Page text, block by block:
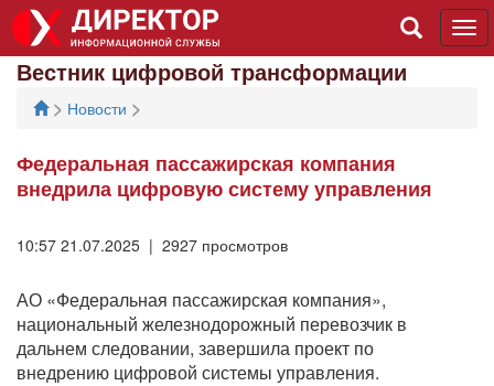
Вестник цифровой трансформации
> Новости >
Федеральная пассажирская компания
внедрила цифровую систему управления
10:57 21.07.2025 | 2927 просмотров
АО «Федеральная пассажирская компания»,
национальный железнодорожный перевозчик в
дальнем следовании, завершила проект по
внедрению цифровой системы управления.